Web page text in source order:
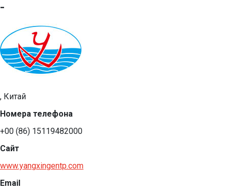
-
, Китай
Номера телефона
+00 (86) 15119482000
Сайт
www.yangxingentp.com
Email